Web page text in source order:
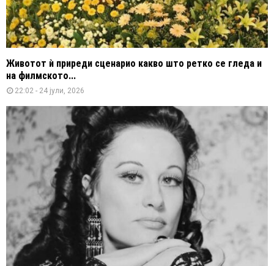
Животот ѝ приреди сценарио какво што ретко се гледа и
на филмското...
22:02 - 24 јули, 2026